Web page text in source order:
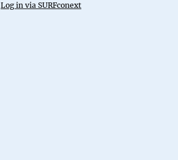
Log in via SURFconext